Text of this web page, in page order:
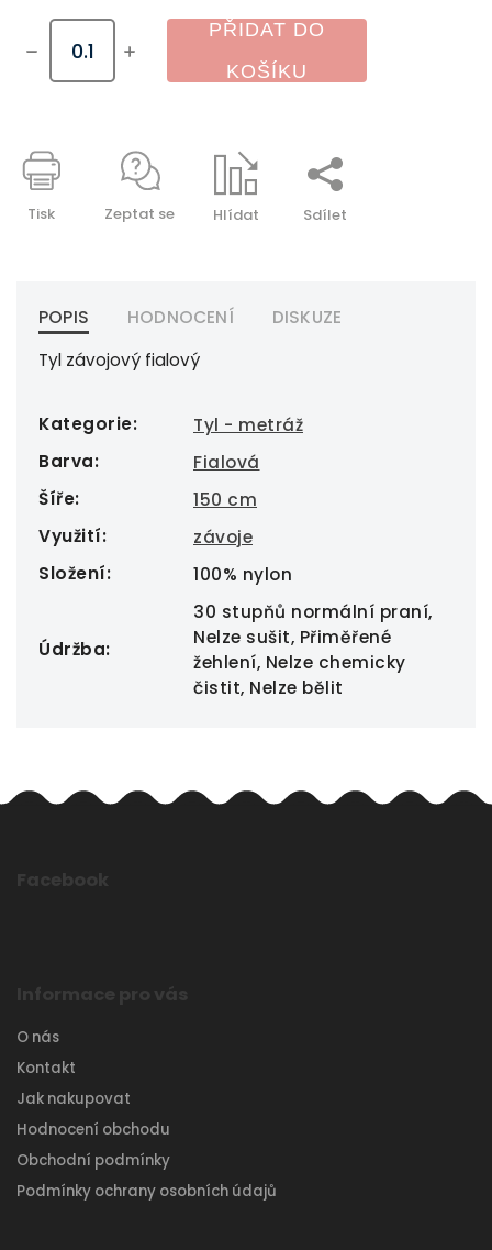
PŘIDAT DO
KOŠÍKU
Tisk Zeptat se Hlídat Sdílet
POPIS HODNOCENÍ
DISKUZE
Tyl závojový fialový
Kategorie:
Tyl - metráž
Barva:
Fialová
Šíře:
150 cm
Využití:
závoje
Složení: 100% nylon
Údržba:
30 stupňů normální praní,
Nelze sušit, Přiměřené
žehlení, Nelze chemicky
čistit, Nelze bělit
Facebook
Informace pro vás
O nás
Kontakt
Jak nakupovat
Hodnocení obchodu
Obchodní podmínky
Podmínky ochrany osobních údajů